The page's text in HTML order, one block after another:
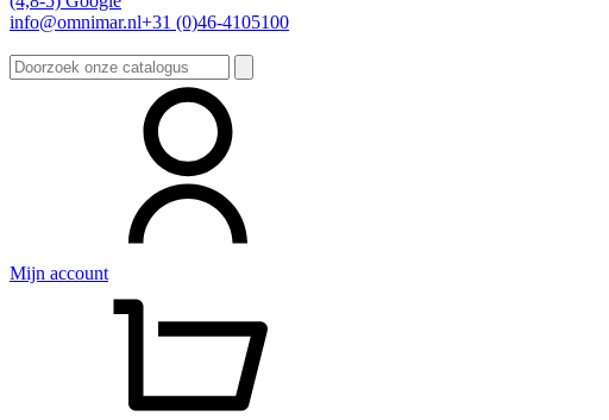
info@omnimar.nl+31 (0)46-4105100
Zoeken
naar:
Mijn account